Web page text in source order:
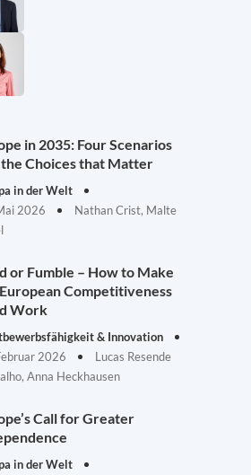
in 2035: Four Scenarios
Choices that Matter
in der Welt
2026
Nathan Crist, Malte
or Fumble – How to Make
Competitiveness
Work
& Innovation
2026
Lucas Resende
Anna Heckhausen
Call for Greater
in der Welt